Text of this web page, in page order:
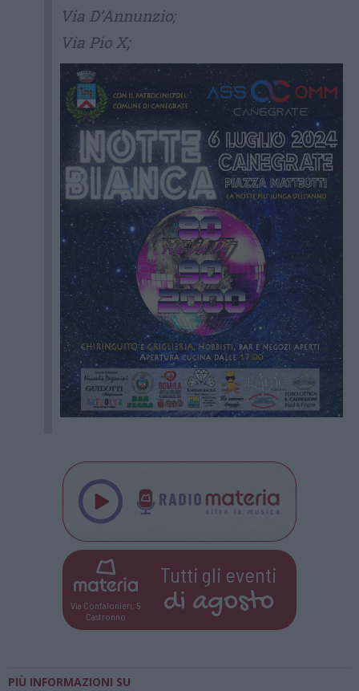
Via D’Annunzio;
Via Pio X;
Via Confalonieri, 5
Castronno
Tutti gli eventi
di agosto
PIÙ INFORMAZIONI SU